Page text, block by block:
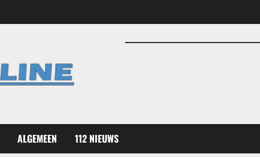
ALGEMEEN 112 NIEUWS